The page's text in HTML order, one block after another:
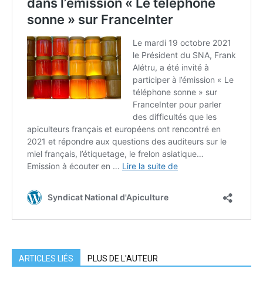
ARTICLES LIÉS PLUS DE L'AUTEUR